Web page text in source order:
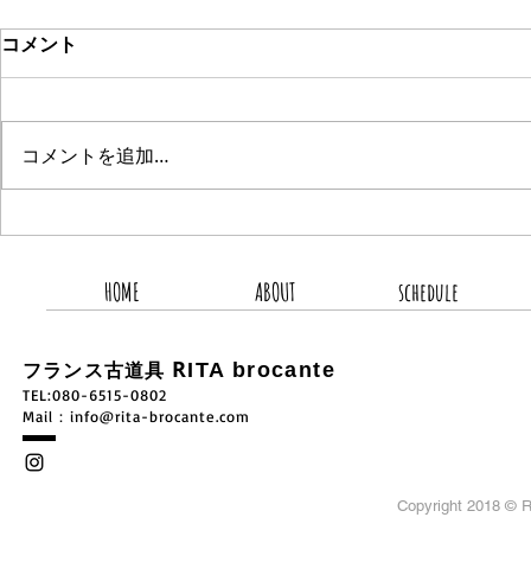
コメント
コメントを追加…
HOME ABOUT schedule
フランス古道具 RITA brocante
TEL:080-6515-0802
​Mail：info@rita-brocante.com
Copyright 2018 ©